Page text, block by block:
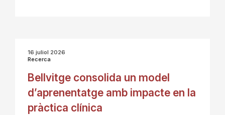
16 juliol 2026
Recerca
Bellvitge consolida un model
d’aprenentatge amb impacte en la
pràctica clínica